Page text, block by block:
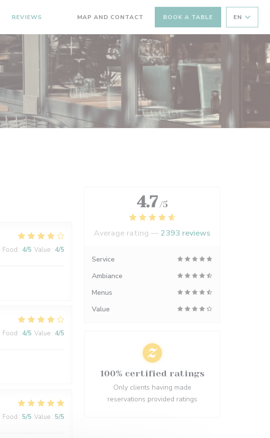
REVIEWS MAP AND CONTACT BOOK A TABLE EN
Food : 4/5 Value : 4/5
Food : 4/5 Value : 4/5
Food : 5/5 Value : 5/5
4.7 /5
Average rating —2393 reviews
Service
Ambiance
Menus
Value
100% certified ratings
Only clients having made
reservations provided ratings